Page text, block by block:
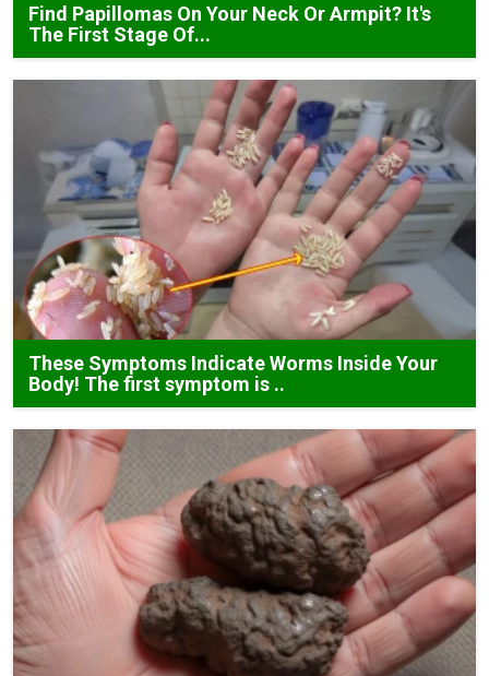
Find Papillomas On Your Neck Or Armpit? It's
The First Stage Of...
These Symptoms Indicate Worms Inside Your
Body! The first symptom is ..